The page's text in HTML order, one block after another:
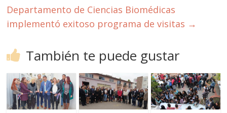
Departamento de Ciencias Biomédicas
implementó exitoso programa de visitas →
También te puede gustar